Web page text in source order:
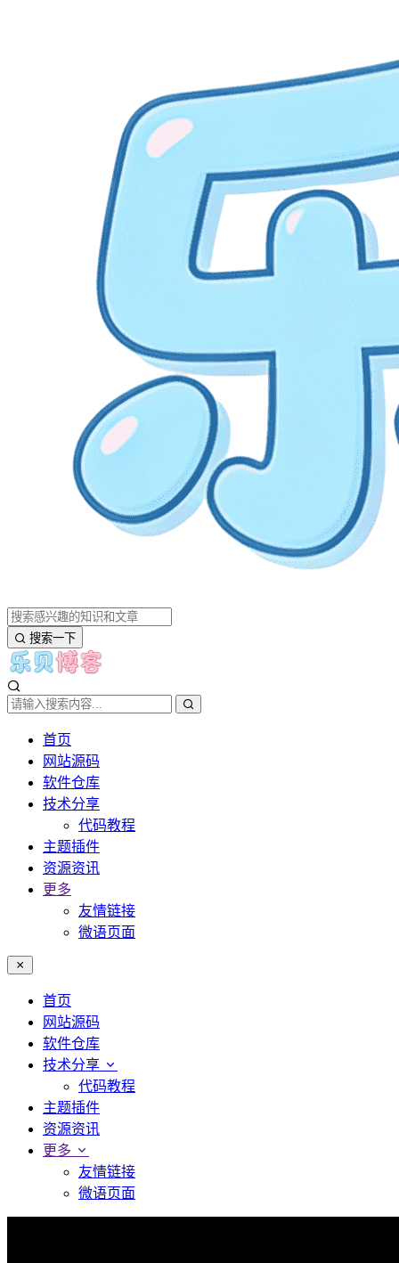
搜索一下
首页
网站源码
软件仓库
技术分享
代码教程
主题插件
资源资讯
更多
友情链接
微语页面
首页
网站源码
软件仓库
技术分享
代码教程
主题插件
资源资讯
更多
友情链接
微语页面